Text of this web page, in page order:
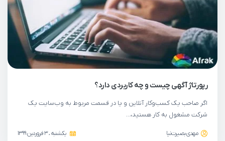
رپورتاژ آگهی چیست و چه کاربردی دارد؟
اگر صاحب یک کسب‌وکار آنلاین و یا در قسمت مربوط به وب‌سایت یک
شرکت مشغول به کار هستید،…
مهدی بصیرت‌نیا یکشنبه ، 3 فروردین 1399